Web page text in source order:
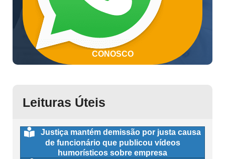
CONOSCO
Leituras Úteis
Justiça mantém demissão por justa causa
de funcionário que publicou vídeos
humorísticos sobre empresa